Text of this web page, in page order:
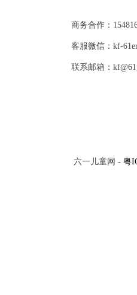
商务合作：
客服微信：kf-
联系邮箱：
六一儿童网 - 粤